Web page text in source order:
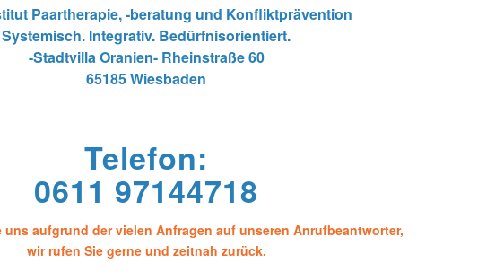
Paartherapie, -beratung und Konfliktprävention
Systemisch. Integrativ. Bedürfnisorientiert.
-Stadtvilla Oranien- Rheinstraße 60
65185 Wiesbaden
Telefon:
0611 97144718
uns aufgrund der vielen Anfragen auf unseren Anrufbeantworter,
wir rufen Sie gerne und zeitnah zurück.